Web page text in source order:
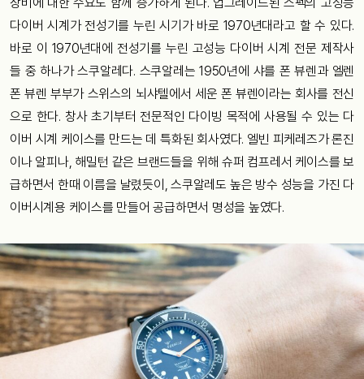
다이버 시계가 전성기를 누린 시기가 바로 1970년대라고 할 수 있다.
바로 이 1970년대에 전성기를 누린 고성능 다이버 시계 전문 제작사
들 중 하나가 스쿠알레다. 스쿠알레는 1950년에 샤를 폰 뷰렌과 엘렌
폰 뷰렌 부부가 스위스의 뇌샤텔에서 세운 폰 뷰렌이라는 회사를 전신
으로 한다. 창사 초기부터 전문적인 다이빙 목적에 사용될 수 있는 다
이버 시계 케이스를 만드는 데 특화된 회사였다. 엘빈 피케레즈가 론진
이나 알피나, 해밀턴 같은 브랜드들을 위해 슈퍼 컴프레서 케이스를 보
급하면서 한때 이름을 날렸듯이, 스쿠알레도 높은 방수 성능을 가진 다
이버시계용 케이스를 만들어 공급하면서 명성을 높였다.